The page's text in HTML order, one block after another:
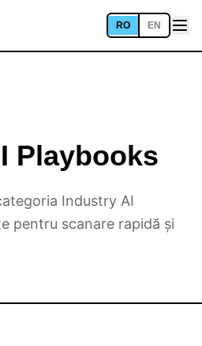
RO EN
Playbooks
Industry AI
pentru scanare rapidă și